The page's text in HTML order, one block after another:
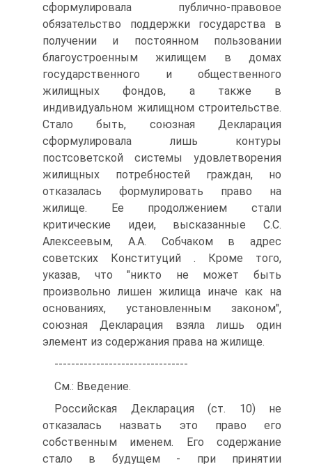
сформулировала публично-правовое
обязательство поддержки государства в
получении и постоянном пользовании
благоустроенным жилищем в домах
государственного и общественного
жилищных фондов, а также в
индивидуальном жилищном строительстве.
Стало быть, союзная Декларация
сформулировала лишь контуры
постсоветской системы удовлетворения
жилищных потребностей граждан, но
отказалась формулировать право на
жилище. Ее продолжением стали
критические идеи, высказанные С.С.
Алексеевым, А.А. Собчаком в адрес
советских Конституций . Кроме того,
указав, что "никто не может быть
произвольно лишен жилища иначе как на
основаниях, установленным законом",
союзная Декларация взяла лишь один
элемент из содержания права на жилище.
--------------------------------
См.: Введение.
Российская Декларация (ст. 10) не
отказалась назвать это право его
собственным именем. Его содержание
стало в будущем - при принятии